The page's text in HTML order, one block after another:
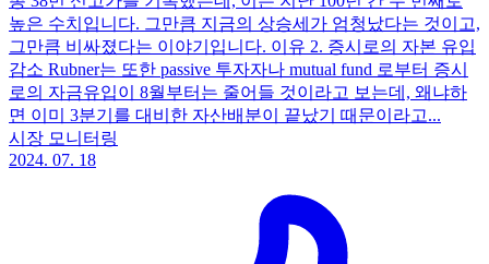
높은 수치입니다. 그만큼 지금의 상승세가 엄청났다는 것이고,
그만큼 비싸졌다는 이야기입니다. 이유 2. 증시로의 자본 유입
감소 Rubner는 또한 passive 투자자나 mutual fund 로부터 증시
로의 자금유입이 8월부터는 줄어들 것이라고 보는데, 왜냐하
면 이미 3분기를 대비한 자산배분이 끝났기 때문이라고...
시장 모니터링
2024. 07. 18